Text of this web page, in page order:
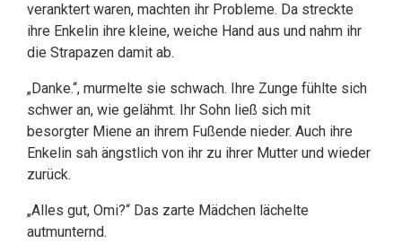
veranktert waren, machten ihr Probleme. Da streckte
ihre Enkelin ihre kleine, weiche Hand aus und nahm ihr
die Strapazen damit ab.
„Danke.“, murmelte sie schwach. Ihre Zunge fühlte sich
schwer an, wie gelähmt. Ihr Sohn ließ sich mit
besorgter Miene an ihrem Fußende nieder. Auch ihre
Enkelin sah ängstlich von ihr zu ihrer Mutter und wieder
zurück.
„Alles gut, Omi?“ Das zarte Mädchen lächelte
autmunternd.